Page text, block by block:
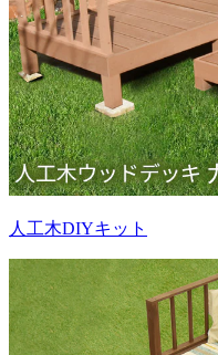
人工木DIYキット